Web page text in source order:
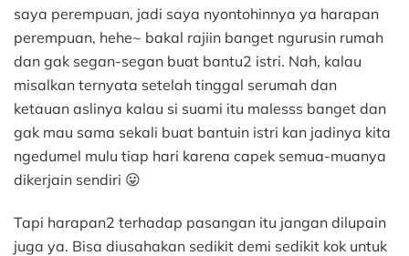
saya perempuan, jadi saya nyontohinnya ya harapan
perempuan, hehe~ bakal rajiin banget ngurusin rumah
dan gak segan-segan buat bantu2 istri. Nah, kalau
misalkan ternyata setelah tinggal serumah dan
ketauan aslinya kalau si suami itu malesss banget dan
gak mau sama sekali buat bantuin istri kan jadinya kita
ngedumel mulu tiap hari karena capek semua-muanya
dikerjain sendiri 😛
Tapi harapan2 terhadap pasangan itu jangan dilupain
juga ya. Bisa diusahakan sedikit demi sedikit kok untuk